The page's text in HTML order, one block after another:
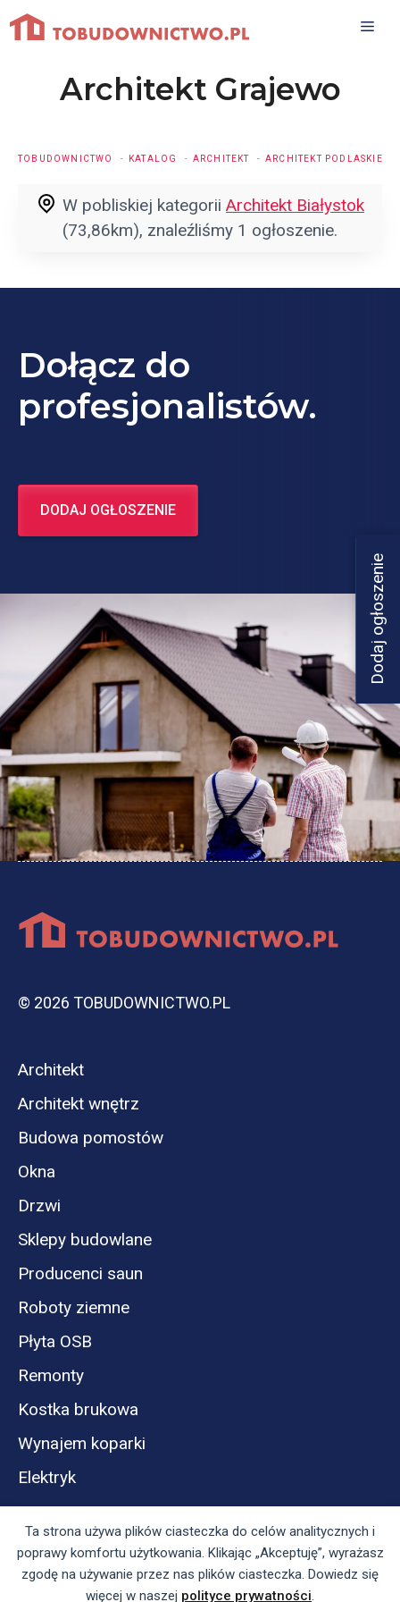
Ta strona używa plików ciasteczka do celów analitycznych i
poprawy komfortu użytkowania. Klikając „Akceptuję”, wyrażasz
zgodę na używanie przez nas plików ciasteczka. Dowiedz się
więcej w naszej polityce prywatności.
Przejdź
do
Architekt Grajewo
TOBUDOWNICTWO KATALOG ARCHITEKT ARCHITEKT PODLASKIE
Dodaj ogłoszenie
W pobliskiej kategorii Architekt Białystok
(73,86km), znaleźliśmy 1 ogłoszenie.
Dołącz do
profesjonalistów.
DODAJ OGŁOSZENIE
© 2026 TOBUDOWNICTWO.PL
Architekt
Architekt wnętrz
Budowa pomostów
Okna
Drzwi
Sklepy budowlane
Producenci saun
Roboty ziemne
Płyta OSB
Remonty
Kostka brukowa
Wynajem koparki
Elektryk